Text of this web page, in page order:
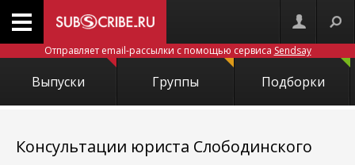
Отправляет email-рассылки с помощью сервиса Sendsay
Выпуски Группы Подборки
Консультации юриста Слободинского